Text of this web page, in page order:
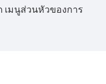
เมนูส่วนหัวของการ